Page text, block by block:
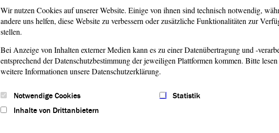
Wir nutzen Cookies auf unserer Website. Einige von ihnen sind technisch notwendig,
andere uns helfen, diese Website zu verbessern oder zusätzliche Funktionalitäten zur
stellen.
Bei Anzeige von Inhalten externer Medien kann es zu einer Datenübertragung und -
entsprechend der Datenschutzbestimmung der jeweiligen Plattformen kommen. Bitte
weitere Informationen unsere Datenschutzerklärung.
Notwendige Cookies
Statistik
Inhalte von Drittanbietern